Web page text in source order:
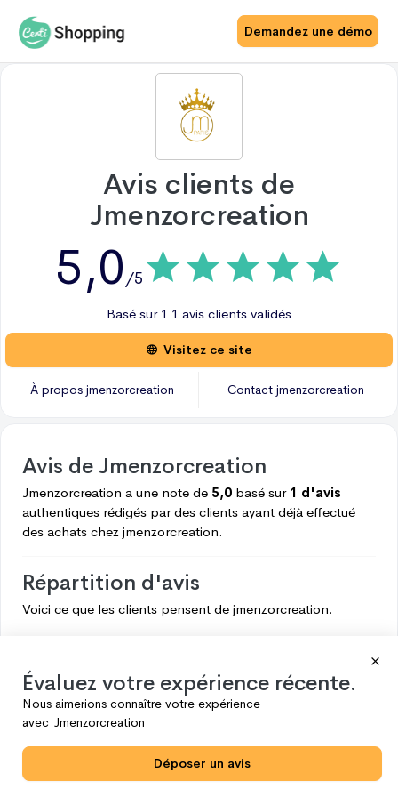
Demandez une démo
Avis clients de
Jmenzorcreation
5,0 /5
Basé sur 1 1 avis clients validés
Visitez ce site
À propos jmenzorcreation Contact jmenzorcreation
Avis de Jmenzorcreation
Jmenzorcreation a une note de 5,0 basé sur 1 d'avis
authentiques rédigés par des clients ayant déjà effectué
des achats chez jmenzorcreation.
Répartition d'avis
Voici ce que les clients pensent de jmenzorcreation.
3
2
Évaluez votre expérience récente.
Nous aimerions connaître votre expérience
avec Jmenzorcreation
Déposer un avis